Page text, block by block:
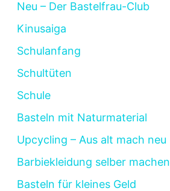
Neu – Der Bastelfrau-Club
Kinusaiga
Schulanfang
Schultüten
Schule
Basteln mit Naturmaterial
Upcycling – Aus alt mach neu
Barbiekleidung selber machen
Basteln für kleines Geld